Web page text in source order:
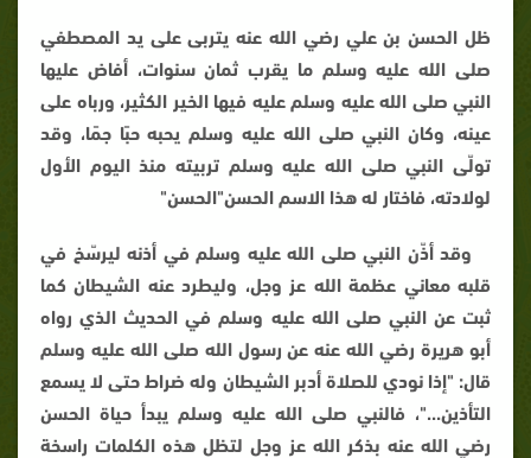
ظل الحسن بن علي رضي الله عنه يتربى على يد المصطفي
صلى الله عليه وسلم ما يقرب ثمان سنوات، أفاض عليها
النبي صلى الله عليه وسلم عليه فيها الخير الكثير، ورباه على
عينه، وكان النبي صلى الله عليه وسلم يحبه حبًا جمًا، وقد
تولّى النبي صلى الله عليه وسلم تربيته منذ اليوم الأول
لولادته، فاختار له هذا الاسم الحسن"الحسن"
وقد أذّن النبي صلى الله عليه وسلم في أذنه ليرسّخ في
قلبه معاني عظمة الله عز وجل، وليطرد عنه الشيطان كما
ثبت عن النبي صلى الله عليه وسلم في الحديث الذي رواه
أبو هريرة رضي الله عنه عن رسول الله صلى الله عليه وسلم
قال: "إذا نودي للصلاة أدبر الشيطان وله ضراط حتى لا يسمع
التأذين..."، فالنبي صلى الله عليه وسلم يبدأ حياة الحسن
رضي الله عنه بذكر الله عز وجل لتظل هذه الكلمات راسخة